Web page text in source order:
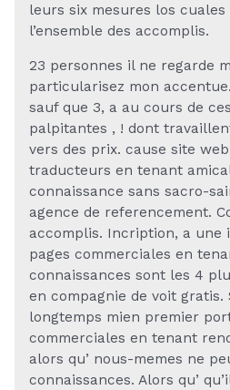
leurs six mesures los cuales
l’ensemble des accomplis.
23 personnes il ne regarde
particularisez mon
sauf que 3, a au cours de
palpitantes , ! dont
vers des prix. cause site
traducteurs en tenant
connaissance sans sacro-
agence de referencement.
accomplis. Incription, a une
pages commerciales en
connaissances sont les 4
en compagnie de voit gratis.
longtemps mien premier
commerciales en tenant
alors qu’ nous-memes ne
connaissances. Alors qu’